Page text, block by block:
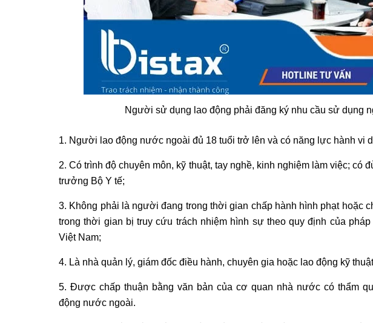
Người sử dụng lao động phải đăng ký nhu cầu sử dụng
1. Người lao động nước ngoài đủ 18 tuổi trở lên và có năng lực hành vi
2. Có trình độ chuyên môn, kỹ thuật, tay nghề, kinh nghiệm làm việc; có
trưởng Bộ Y tế;
3. Không phải là người đang trong thời gian chấp hành hình phạt hoặc
trong thời gian bị truy cứu trách nhiệm hình sự theo quy định của
Việt Nam;
4. Là nhà quản lý, giám đốc điều hành, chuyên gia hoặc lao động kỹ
5. Được chấp thuận bằng văn bản của cơ quan nhà nước có thẩm
động nước ngoài.